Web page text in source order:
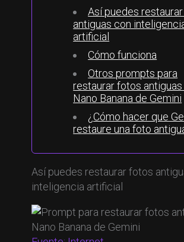
Así puedes
antiguas con
artificial
Cómo funciona
Otros prompts para
restaurar fotos
Nano Banana de Gemini
¿Cómo hacer que
restaure una foto
Así puedes restaurar fotos
inteligencia artificial